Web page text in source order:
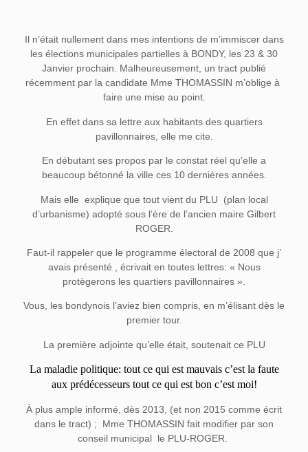
Il n’était nullement dans mes intentions de m’immiscer dans
les élections municipales partielles à BONDY, les 23 & 30
Janvier prochain. Malheureusement, un tract publié
récemment par la candidate Mme THOMASSIN m’oblige à
faire une mise au point.
En effet dans sa lettre aux habitants des quartiers
pavillonnaires, elle me cite.
En débutant ses propos par le constat réel qu’elle a
beaucoup bétonné la ville ces 10 dernières années.
Mais elle explique que tout vient du PLU
(plan local
d’urbanisme) adopté sous l’ère de l’ancien maire Gilbert
ROGER.
Faut-il rappeler que le programme électoral de 2008 que j’
avais présenté , écrivait en toutes lettres: « Nous
protègerons les quartiers pavillonnaires ».
Vous, les bondynois l’aviez bien compris, en m’élisant dès le
premier tour.
La première adjointe qu’elle était, soutenait ce PLU
La maladie politique: tout ce qui est mauvais c’est la faute
aux prédécesseurs tout ce qui est bon c’est moi!
À plus ample informé, dès 2013, (et non 2015 comme écrit
dans le tract) ;
Mme THOMASSIN fait modifier par son
conseil municipal le PLU-ROGER.